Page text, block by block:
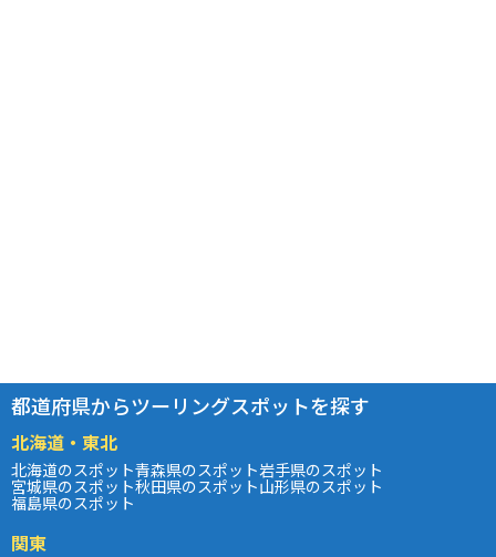
都道府県からツーリングスポットを探す
北海道・東北
北海道のスポット青森県のスポット岩手県のスポット
宮城県のスポット秋田県のスポット山形県のスポット
福島県のスポット
関東